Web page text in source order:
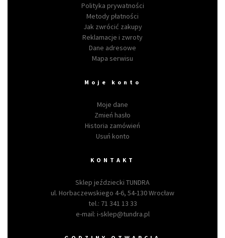
Polityka prywatności
Metody płatności
Jak zwrócić zakupy
Reklamacje i zwroty
Dane adresowe
Mapa serwisu
Moje konto
Moje dane
Zmień hasło
Historia zamówień
Usuń konto
KONTAKT
Sklep jeździecki TUNDRA
ul. Horbaczewskiego 4-6, 54-130 Wrocław
tel.: 71 341 13 33
e-mail: i-sklep@tundra.pl